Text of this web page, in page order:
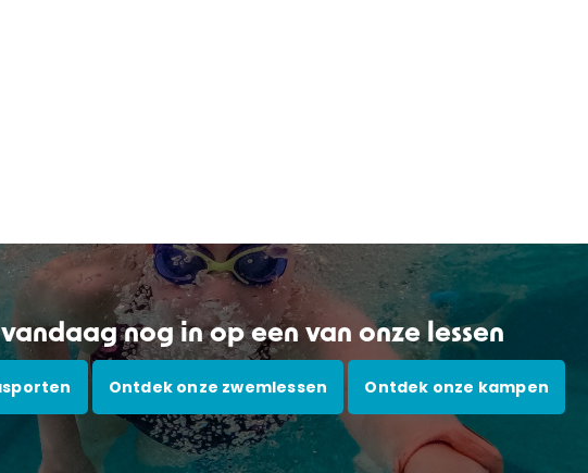
nog in op een van onze lessen
Ontdek onze zwemlessen Ontdek onze kampen